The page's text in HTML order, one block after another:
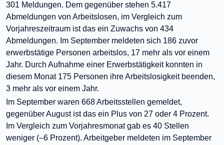
301 Meldungen. Dem gegenüber stehen 5.417
Abmeldungen von Arbeitslosen, im Vergleich zum
Vorjahreszeitraum ist das ein Zuwachs von 434
Abmeldungen. Im September meldeten sich 186 zuvor
erwerbstätige Personen arbeitslos, 17 mehr als vor einem
Jahr. Durch Aufnahme einer Erwerbstätigkeit konnten in
diesem Monat 175 Personen ihre Arbeitslosigkeit beenden,
3 mehr als vor einem Jahr.
Im September waren 668 Arbeitsstellen gemeldet,
gegenüber August ist das ein Plus von 27 oder 4 Prozent.
Im Vergleich zum Vorjahresmonat gab es 40 Stellen
weniger (–6 Prozent). Arbeitgeber meldeten im September